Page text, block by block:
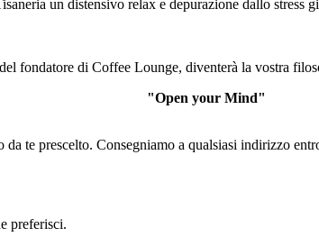
un distensivo relax e depurazione dallo
fondatore di Coffee Lounge, diventerà la vostra
"Open your Mind"
te prescelto. Consegniamo a qualsiasi indirizzo
preferisci.